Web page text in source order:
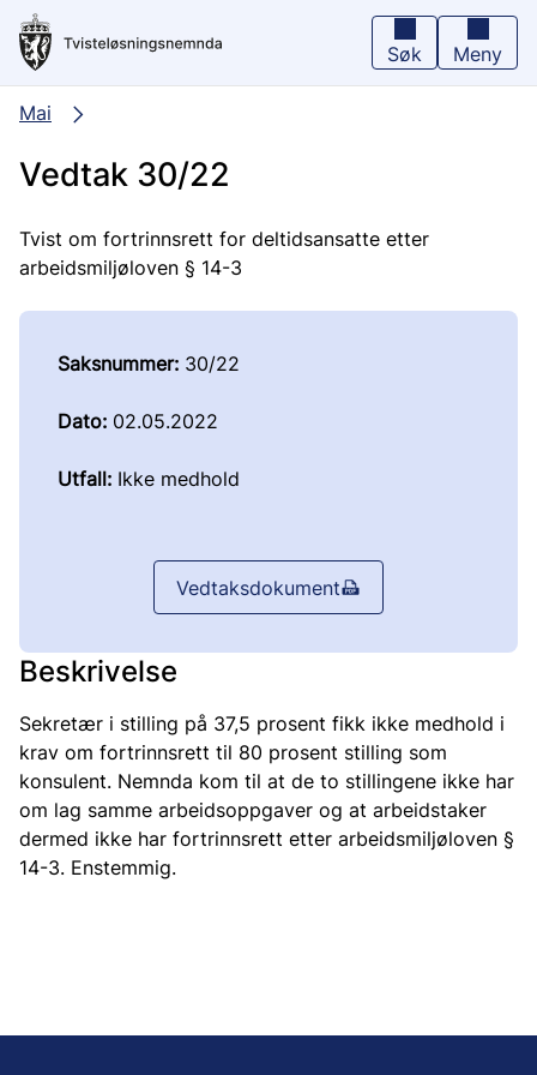
Hopp
hovedinnhold
Søk Meny
Mai
Vedtak 30/22
Tvist om fortrinnsrett for deltidsansatte etter
arbeidsmiljøloven § 14-3
Saksnummer: 30/22
Dato: 02.05.2022
Utfall: Ikke medhold
Vedtaksdokument
Beskrivelse
Sekretær i stilling på 37,5 prosent fikk ikke medhold i
krav om fortrinnsrett til 80 prosent stilling som
konsulent. Nemnda kom til at de to stillingene ikke har
om lag samme arbeidsoppgaver og at arbeidstaker
dermed ikke har fortrinnsrett etter arbeidsmiljøloven §
14-3. Enstemmig.